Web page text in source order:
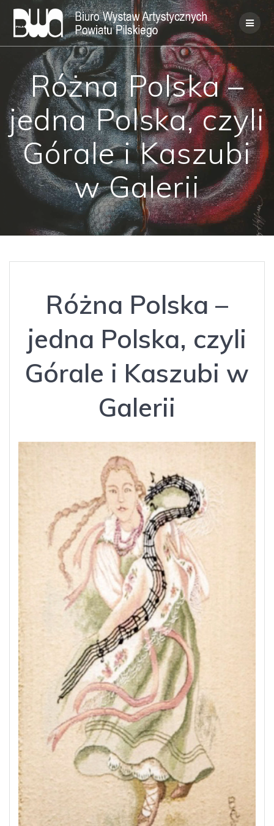
Skip
to
content
Różna Polska –
jedna Polska, czyli
Górale i Kaszubi
w Galerii
Różna Polska –
jedna Polska, czyli
Górale i Kaszubi w
Galerii